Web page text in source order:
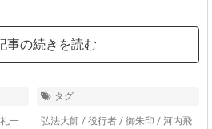
事の続きを読む
一
タグ
弘法大師 / 役行者 / 御朱印 / 河内飛